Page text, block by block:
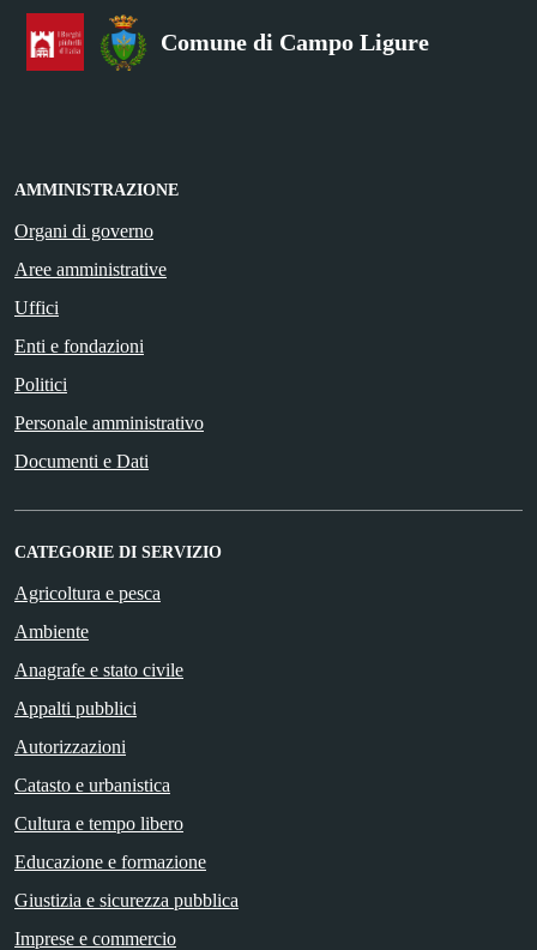
Comune di Campo Ligure
AMMINISTRAZIONE
Organi di governo
Aree amministrative
Uffici
Enti e fondazioni
Politici
Personale amministrativo
Documenti e Dati
CATEGORIE DI SERVIZIO
Agricoltura e pesca
Ambiente
Anagrafe e stato civile
Appalti pubblici
Autorizzazioni
Catasto e urbanistica
Cultura e tempo libero
Educazione e formazione
Giustizia e sicurezza pubblica
Imprese e commercio